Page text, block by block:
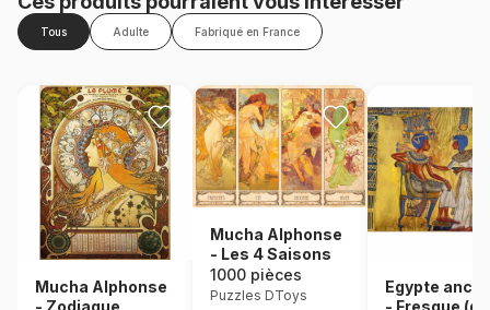
Tous Adulte Fabriqué en France
Mucha Alphonse
Mucha Alphonse
- Les 4 Saisons
1000 pièces
Puzzles DToys
Egypte